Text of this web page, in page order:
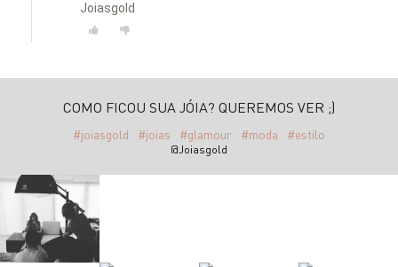
Joiasgold
COMO FICOU SUA JÓIA? QUEREMOS VER ;)
#joiasgold #joias #glamour #moda #estilo
@Joiasgold